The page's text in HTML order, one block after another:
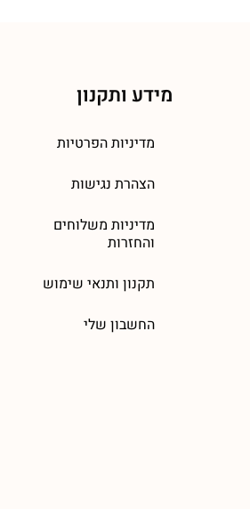
מידע ותקנון
מדיניות הפרטיות
הצהרת נגישות
מדיניות משלוחים
והחזרות
תקנון ותנאי שימוש
החשבון שלי